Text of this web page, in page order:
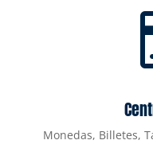
Monedas, Billetes,